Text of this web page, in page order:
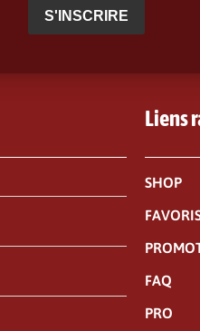
S'INSCRIRE
Liens
SHOP
FAQ
PRO